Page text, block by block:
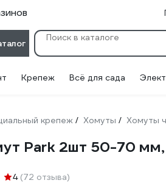
Крепеж Всё для сада
крепеж / Хомуты / Хомуты
Park 2шт 50-70
4 (72 отзыва)